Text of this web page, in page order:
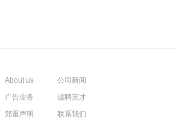
About us
公司新闻
广告业务
诚聘英才
郑重声明 联系我们